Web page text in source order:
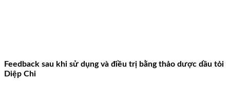
Feedback sau khi sử dụng và điều trị bằng thảo dược dầu tỏi
Diệp Chi